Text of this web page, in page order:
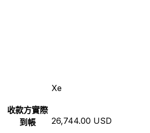
Xe
收款方實際
到帳
26,744.00 USD